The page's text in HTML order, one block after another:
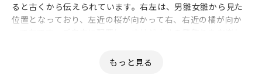
ると古くから伝えられています。右左は、男雛女雛から見た
位置となっており、左近の桜が向かって右、右近の橘が向か
※雛人形（商品コード：LD0000ST0001）とセットでお飾り